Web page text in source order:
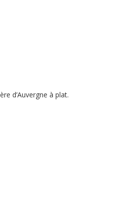
d’Auvergne à plat.